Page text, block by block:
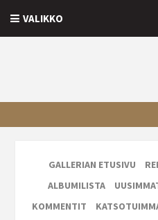
VALIKKO
GALLERIAN ETUSIVU
ALBUMILISTA
KOMMENTIT